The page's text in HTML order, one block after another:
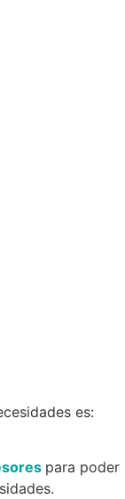
es:
para poder